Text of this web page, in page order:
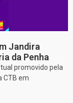
Jandira
da Penha
promovido pela
CTB em